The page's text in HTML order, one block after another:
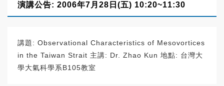
演講公告: 2006年7月28日(五) 10:20~11:30
講題: Observational Characteristics of Mesovortices
in the Taiwan Strait 主講: Dr. Zhao Kun 地點: 台灣大
學大氣科學系B105教室